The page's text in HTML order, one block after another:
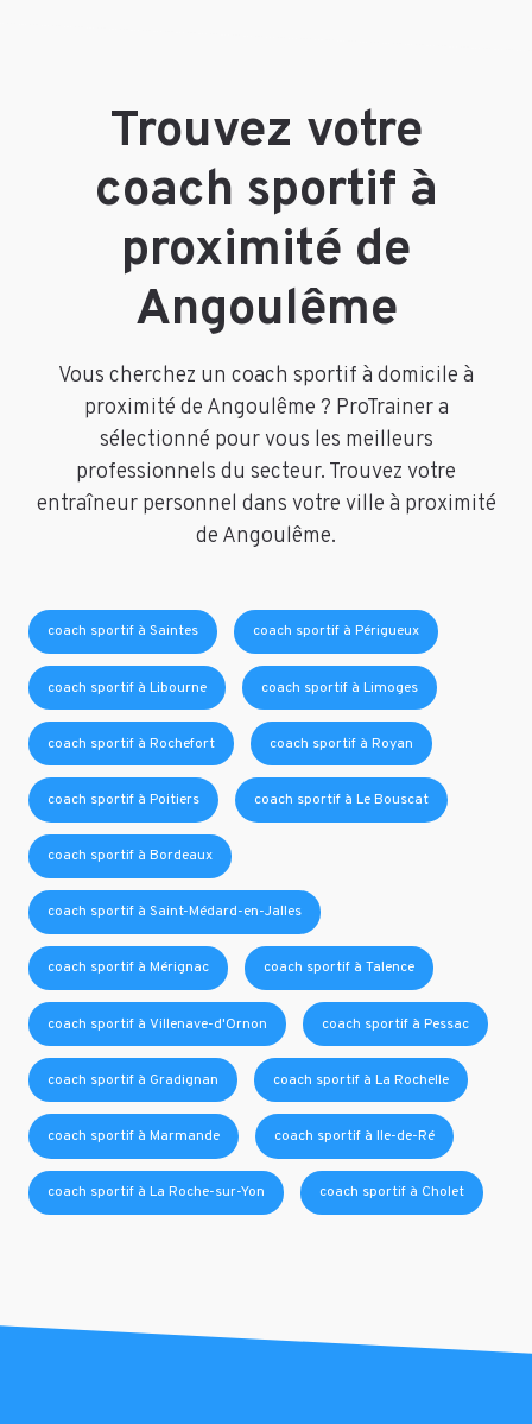
Trouvez votre
coach sportif à
proximité de
Angoulême
Vous cherchez un coach sportif à domicile à
proximité de Angoulême ? ProTrainer a
sélectionné pour vous les meilleurs
professionnels du secteur. Trouvez votre
entraîneur personnel dans votre ville à proximité
de Angoulême.
coach sportif à Saintes coach sportif à Périgueux
coach sportif à Libourne coach sportif à Limoges
coach sportif à Rochefort coach sportif à Royan
coach sportif à Poitiers coach sportif à Le Bouscat
coach sportif à Bordeaux
coach sportif à Saint-Médard-en-Jalles
coach sportif à Mérignac coach sportif à Talence
coach sportif à Villenave-d'Ornon coach sportif à Pessac
coach sportif à Gradignan coach sportif à La Rochelle
coach sportif à Marmande coach sportif à Ile-de-Ré
coach sportif à La Roche-sur-Yon coach sportif à Cholet